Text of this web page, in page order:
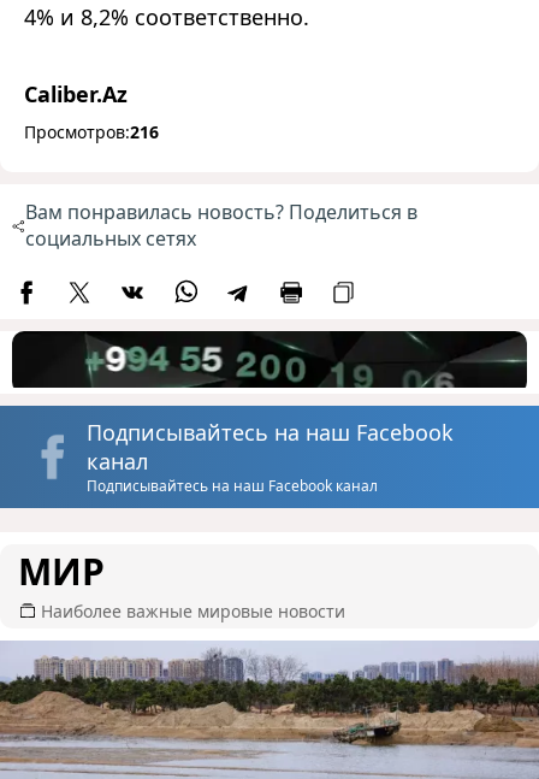
4% и 8,2% соответственно.
Caliber.Az
Просмотров:216
Вам понравилась новость? Поделиться в
социальных сетях
Подписывайтесь на наш Facebook
канал
Подписывайтесь на наш Facebook канал
МИР
Наиболее важные мировые новости